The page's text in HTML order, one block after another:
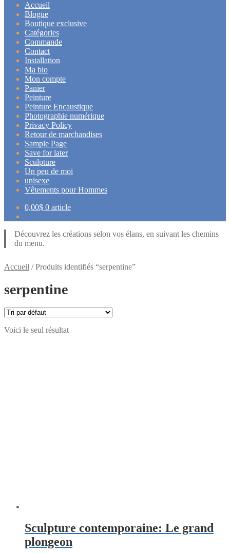
Accueil
Blogue
Boutique exclusive
Catégories
Commande
Contact
Installation
Ma bio
Mon compte
Panier
Peinture
Peinture Encaustique
Photographie numérique
Privacy Policy
Retour de marchandises
Sample Page
Save for later
Sculpture
Un peu de moi
unisexe
Vêtements pour Hommes
0,00$ 0 article
Découvrez les créations selon vos élans, en suivant les chemins
du menu.
Accueil /Produits identifiés “serpentine”
serpentine
Voici le seul résultat
Sculpture contemporaine: Le grand
plongeon